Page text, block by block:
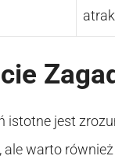
istotne jest
ale warto